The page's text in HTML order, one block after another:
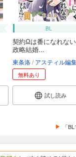
BL
契約Ωは番になれな
政略結婚...
東条洛 アスティル編
無料あり
試し読み
「